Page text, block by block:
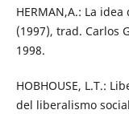
HERMAN,A.: La
(1997), trad. Carlos
1998.
HOBHOUSE, L.T.:
del liberalismo